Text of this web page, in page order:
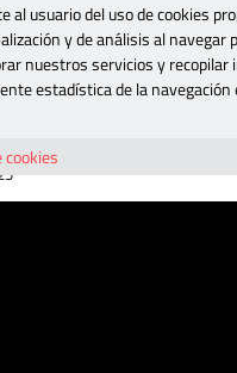
valle de Guadalest
la vendimia que
la historia
Guadalest
al usuario del uso de cookies
y de análisis al navegar
nuestros servicios y recopilar
estadística de la
cookies